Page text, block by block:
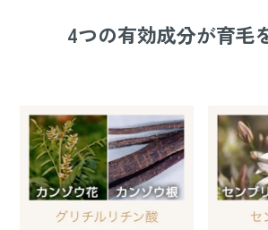
4つの有効成分が育毛